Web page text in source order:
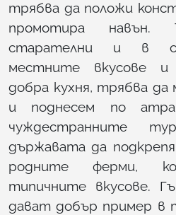
трябва да положи
промотира
старателни и в
местните вкусове
добра кухня, трябва да
и поднесем по
чуждестранните
държавата да
родните ферми,
типичните вкусове.
дават добър пример в